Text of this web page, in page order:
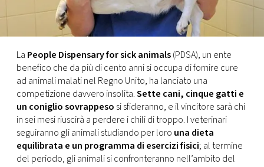
PRINCIPATO
MONACO
RMC
CONSIGLIA
La People Dispensary for sick animals(PDSA), un ente
benefico che da più di cento anni si occupa di fornire cure
ad animali malati nel Regno Unito, ha lanciato una
competizione davvero insolita.Sette cani, cinque gatti e
un coniglio sovrappeso si sfideranno, e il vincitore sarà chi
in sei mesi riuscirà a perdere i chili di troppo. I veterinari
seguiranno gli animali studiando per loro una dieta
equilibrata e un programma di esercizi fisici; al termine
del periodo, gli animali si confronteranno nell’ambito del